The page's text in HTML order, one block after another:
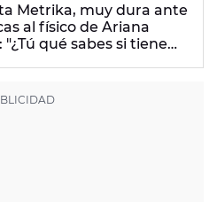
Metrika, muy dura ante
al físico de Ariana
"¿Tú qué sabes si tiene